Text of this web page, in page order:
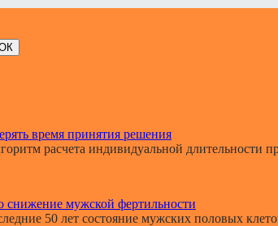
время принятия решения
расчета индивидуальной длительности
снижение мужской фертильности
50 лет состояние мужских половых